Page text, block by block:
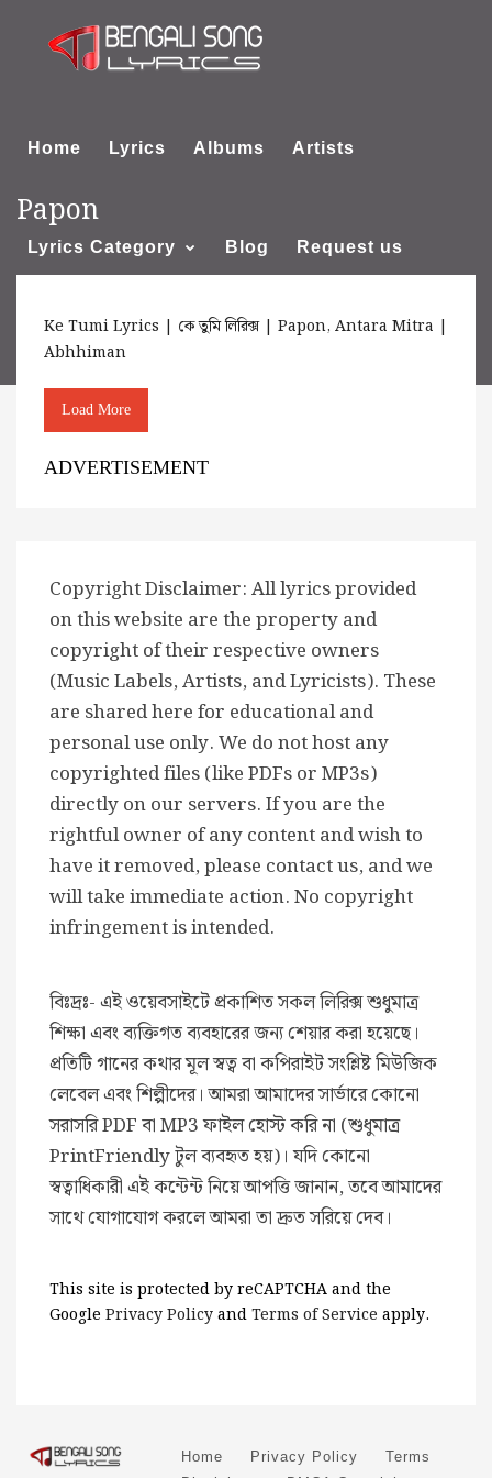
Home Lyrics Albums Artists
Lyrics Category Blog Request us
About us
Papon
Ke Tumi Lyrics | কে তুমি লিরিক্স | Papon, Antara Mitra |
Abhhiman
Load More
ADVERTISEMENT
Copyright Disclaimer: All lyrics provided
on this website are the property and
copyright of their respective owners
(Music Labels, Artists, and Lyricists). These
are shared here for educational and
personal use only. We do not host any
copyrighted files (like PDFs or MP3s)
directly on our servers. If you are the
rightful owner of any content and wish to
have it removed, please contact us, and we
will take immediate action. No copyright
infringement is intended.
বিঃদ্রঃ- এই ওয়েবসাইটে প্রকাশিত সকল লিরিক্স শুধুমাত্র
শিক্ষা এবং ব্যক্তিগত ব্যবহারের জন্য শেয়ার করা হয়েছে।
প্রতিটি গানের কথার মূল স্বত্ব বা কপিরাইট সংশ্লিষ্ট মিউজিক
লেবেল এবং শিল্পীদের। আমরা আমাদের সার্ভারে কোনো
সরাসরি PDF বা MP3 ফাইল হোস্ট করি না (শুধুমাত্র
PrintFriendly টুল ব্যবহৃত হয়)। যদি কোনো
স্বত্বাধিকারী এই কন্টেন্ট নিয়ে আপত্তি জানান, তবে আমাদের
সাথে যোগাযোগ করলে আমরা তা দ্রুত সরিয়ে দেব।
This site is protected by reCAPTCHA and the
Google Privacy PolicyandTerms of Service apply.
Home Privacy Policy
Terms